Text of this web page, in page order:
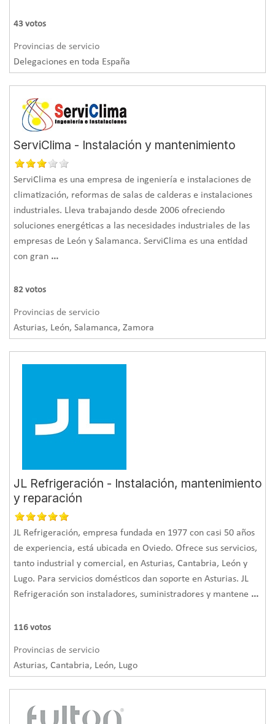
43 votos
Provincias de servicio
Delegaciones en toda España
ServiClima - Instalación y mantenimiento
ServiClima es una empresa de ingeniería e instalaciones de
climatización, reformas de salas de calderas e instalaciones
industriales. Lleva trabajando desde 2006 ofreciendo
soluciones energéticas a las necesidades industriales de las
empresas de León y Salamanca. ServiClima es una entidad
con gran ...
82 votos
Provincias de servicio
Asturias, León, Salamanca, Zamora
JL Refrigeración - Instalación, mantenimiento
y reparación
JL Refrigeración, empresa fundada en 1977 con casi 50 años
de experiencia, está ubicada en Oviedo. Ofrece sus servicios,
tanto industrial y comercial, en Asturias, Cantabria, León y
Lugo. Para servicios domésticos dan soporte en Asturias. JL
Refrigeración son instaladores, suministradores y mantene ...
116 votos
Provincias de servicio
Asturias, Cantabria, León, Lugo